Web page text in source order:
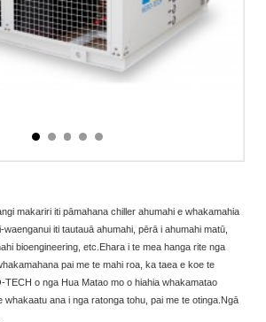
makariri iti pāmahana chiller ahumahi e whakamahia
waenganui iti tautauā ahumahi, pērā i ahumahi matū,
bioengineering, etc.Ehara i te mea hanga rite nga
pai me te mahi roa, ka taea e koe te
o nga Hua Matao mo o hiahia whakamatao
whakaatu ana i nga ratonga tohu, pai me te otinga.Ngā